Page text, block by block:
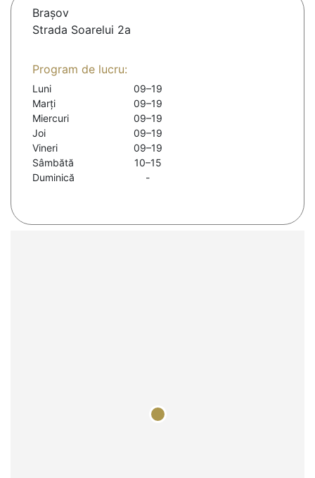
Braşov
Strada Soarelui 2a
Program de lucru:
Luni
09–19
Marți
09–19
Miercuri
09–19
Joi
09–19
Vineri
09–19
Sâmbătă
10–15
Duminică
-